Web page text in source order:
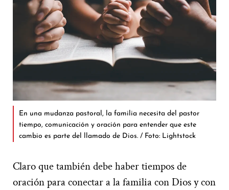
En una mudanza pastoral, la familia necesita del pastor
tiempo, comunicación y oración para entender que este
cambio es parte del llamado de Dios. / Foto: Lightstock
Claro que también debe haber tiempos de
oración para conectar a la familia con Dios y con